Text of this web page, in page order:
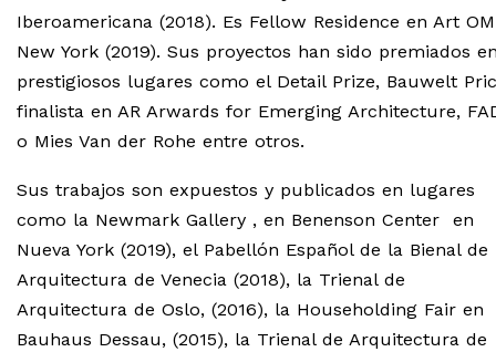
Iberoamericana (2018). Es Fellow Residence en Art
New York (2019). Sus proyectos han sido premiados
prestigiosos lugares como el Detail Prize, Bauwelt
finalista en AR Arwards for Emerging Architecture,
o Mies Van der Rohe entre otros.
Sus trabajos son expuestos y publicados en lugares
como la Newmark Gallery , en Benenson Center en
Nueva York (2019), el Pabellón Español de la Bienal de
Arquitectura de Venecia (2018), la Trienal de
Arquitectura de Oslo, (2016), la Householding Fair en
Bauhaus Dessau, (2015), la Trienal de Arquitectura de